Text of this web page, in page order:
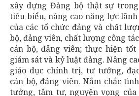
xây dựng Đảng bộ thật sự
tiêu biểu, nâng cao năng lực
của các tổ chức đảng và chất
bộ, đảng viên, chất lượng công
cán bộ, đảng viên; thực hiện
giám sát và kỷ luật đảng. Nâng
giáo dục chính trị, tư tưởng,
cán bộ, đảng viên. Nắm chắc
tưởng, tâm tư, nguyện vọng của